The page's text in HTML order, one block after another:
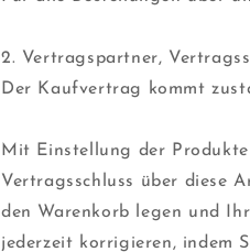
2. Vertragspartner,
Der Kaufvertrag kommt
Mit Einstellung der
Vertragsschluss über diese
den Warenkorb legen und
jederzeit korrigieren, indem